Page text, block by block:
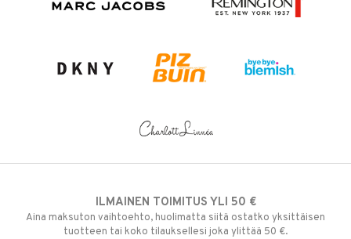
ILMAINEN TOIMITUS YLI 50 €
Aina maksuton vaihtoehto, huolimatta siitä ostatko yksittäisen
tuotteen tai koko tilauksellesi joka ylittää 50 €.